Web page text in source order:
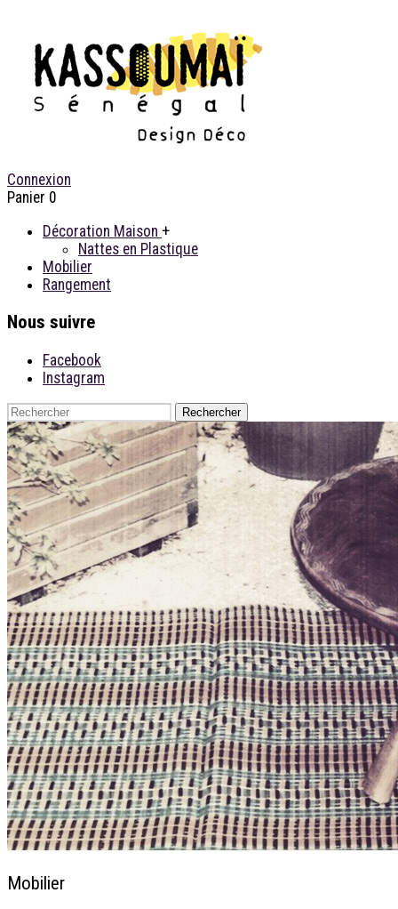
Connexion
Panier 0
Décoration Maison +
Nattes en Plastique
Mobilier
Rangement
Nous suivre
Facebook
Instagram
Rechercher
Mobilier